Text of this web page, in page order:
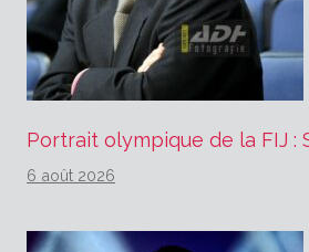
Portrait olympique de la FIJ :
6 août 2026